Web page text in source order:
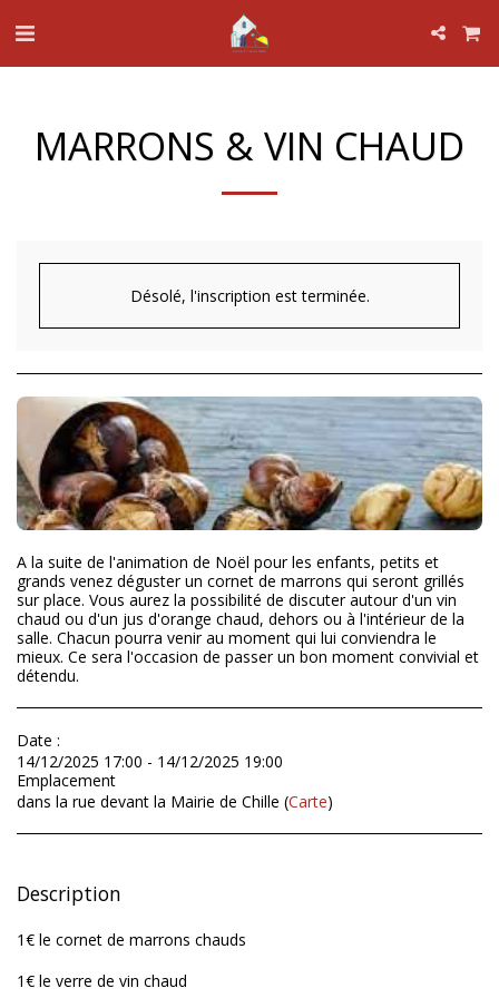
MARRONS & VIN CHAUD
Désolé, l'inscription est terminée.
A la suite de l'animation de Noël pour les enfants, petits et
grands venez déguster un cornet de marrons qui seront grillés
sur place. Vous aurez la possibilité de discuter autour d'un vin
chaud ou d'un jus d'orange chaud, dehors ou à l'intérieur de la
salle. Chacun pourra venir au moment qui lui conviendra le
mieux. Ce sera l'occasion de passer un bon moment convivial et
détendu.
Date :
14/12/2025 17:00 - 14/12/2025 19:00
Emplacement
dans la rue devant la Mairie de Chille (Carte)
Description
1€ le cornet de marrons chauds
1€ le verre de vin chaud